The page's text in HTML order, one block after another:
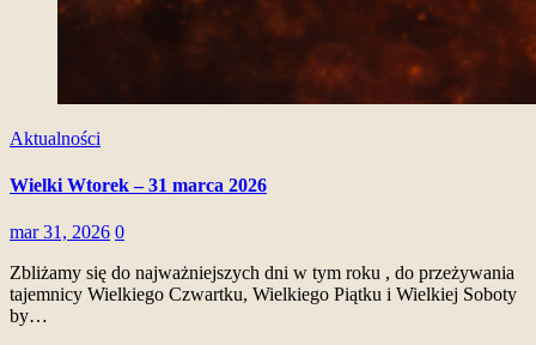
Aktualności
Wielki Wtorek – 31 marca 2026
mar 31, 2026 0
Zbliżamy się do najważniejszych dni w tym roku , do przeżywania
tajemnicy Wielkiego Czwartku, Wielkiego Piątku i Wielkiej Soboty
by…